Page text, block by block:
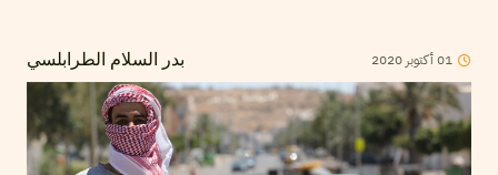
بدر السلام الطرابلسي 01أكتوبر 2020